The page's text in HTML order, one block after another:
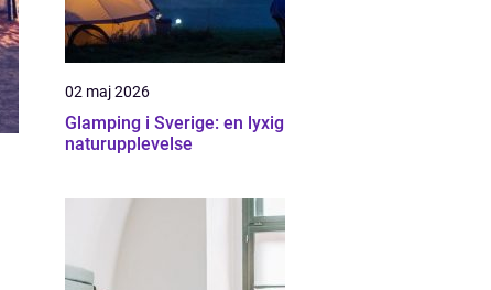
02 maj 2026
Glamping i Sverige: en lyxig
naturupplevelse